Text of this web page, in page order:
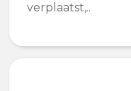
verplaatst,..